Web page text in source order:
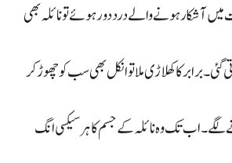
میں آشکار ہونے والے درد دور ہوئے تو نائلہ بھی
برابر کا کھلاڑی ملا تو انکل بھی سب کو چھوڑ کر
لگے۔ اب تک وہ نائلہ کے جسم کا ہر سیکسی انگ